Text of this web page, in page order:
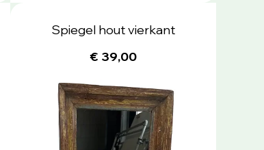
Spiegel hout vierkant
€ 39,00